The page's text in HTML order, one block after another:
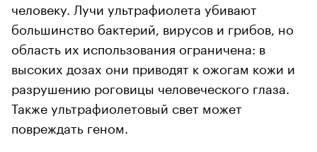
человеку. Лучи ультрафиолета убивают
большинство бактерий, вирусов и грибов, но
область их использования ограничена: в
высоких дозах они приводят к ожогам кожи и
разрушению роговицы человеческого глаза.
Также ультрафиолетовый свет может
повреждать геном.